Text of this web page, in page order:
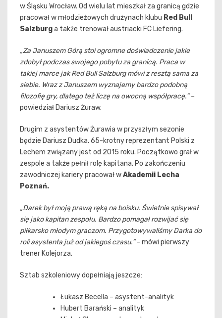
w Śląsku Wrocław. Od wielu lat mieszkał za granicą gdzie
pracował w młodzieżowych drużynach klubu Red Bull
Salzburga także trenował austriacki FC Liefering.
„Za Januszem Górą stoi ogromne doświadczenie jakie
zdobył podczas swojego pobytu za granicą. Praca w
takiej marce jak Red Bull Salzburg mówi z resztą sama za
siebie. Wraz z Januszem wyznajemy bardzo podobną
filozofię gry, dlatego też liczę na owocną współpracę.” –
powiedział Dariusz Żuraw.
Drugim z asystentów Żurawia w przyszłym sezonie
będzie Dariusz Dudka. 65-krotny reprezentant Polski z
Lechem związany jest od 2015 roku. Początkowo grał w
zespole a także pełnił rolę kapitana. Po zakończeniu
zawodniczej kariery pracował wAkademii Lecha
Poznań.
„Darek był moją prawą ręką na boisku. Świetnie spisywał
się jako kapitan zespołu. Bardzo pomagał rozwijać się
piłkarsko młodym graczom. Przygotowywaliśmy Darka do
roli asystenta już od jakiegoś czasu.”– mówi pierwszy
trener Kolejorza.
Sztab szkoleniowy dopełniają jeszcze:
Łukasz Becella – asystent-analityk
Hubert Barański – analityk